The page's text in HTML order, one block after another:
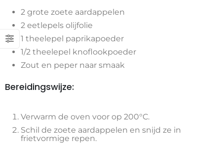
2 grote zoete aardappelen
2 eetlepels olijfolie
1 theelepel paprikapoeder
1/2 theelepel knoflookpoeder
Zout en peper naar smaak
Bereidingswijze:
Verwarm de oven voor op 200°C.
Schil de zoete aardappelen en snijd ze in
frietvormige repen.